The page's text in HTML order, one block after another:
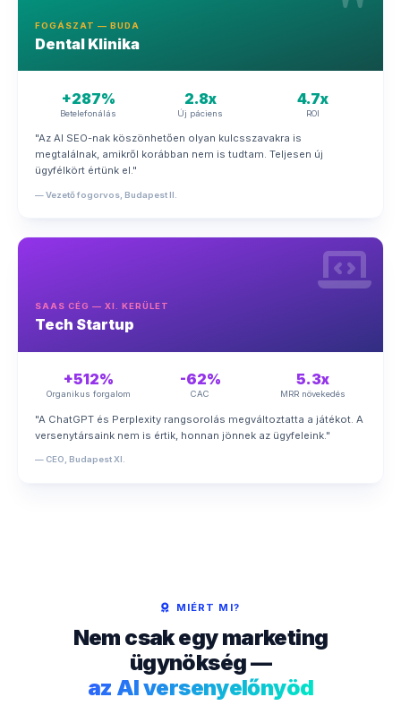
FOGÁSZAT — BUDA
Dental Klinika
+287%
Betelefonálás
2.8x
Új páciens
4.7x
ROI
"Az AI SEO-nak köszönhetően olyan kulcsszavakra is
megtalálnak, amikről korábban nem is tudtam. Teljesen új
ügyfélkört értünk el."
— Vezető fogorvos, Budapest II.
SAAS CÉG — XI. KERÜLET
Tech Startup
+512%
Organikus forgalom
-62%
CAC
5.3x
MRR növekedés
"A ChatGPT és Perplexity rangsorolás megváltoztatta a játékot. A
versenytársaink nem is értik, honnan jönnek az ügyfeleink."
— CEO, Budapest XI.
MIÉRT MI?
Nem csak egy marketing
ügynökség —
az AI versenyelőnyöd